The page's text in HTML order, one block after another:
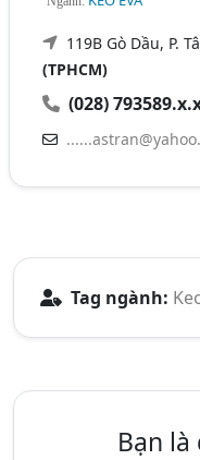
119B Gò Dầu, P.
(TPHCM)
(028)
Tag ngành:
Bạn